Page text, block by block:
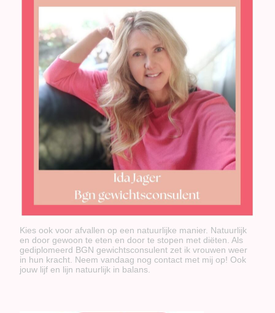
Kies ook voor afvallen op een natuurlijke manier. Natuurlijk
en door gewoon te eten en door te stopen met diëten. Als
gediplomeerd BGN gewichtsconsulent zet ik vrouwen weer
in hun kracht. Neem vandaag nog contact met mij op! Ook
jouw lijf en lijn natuurlijk in balans.